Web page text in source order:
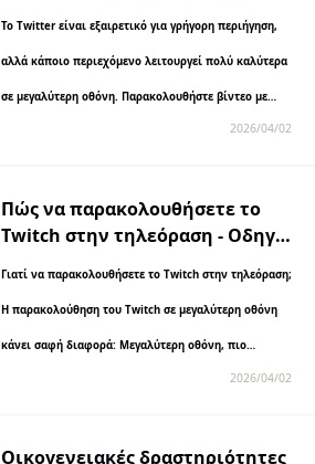
Το Twitter είναι εξαιρετικό για γρήγορη περιήγηση,
αλλά κάποιο περιεχόμενο λειτουργεί πολύ καλύτερα
σε μεγαλύτερη οθόνη. Παρακολουθήστε βίντεο με
μεγαλύτερη ευκρίνεια - Τα viral κλιπ και τα βίντεο
2026/04/02
Πώς να παρακολουθήσετε το
Twitch στην τηλεόραση - Οδηγός
Γιατί να παρακολουθήσετε το Twitch στην τηλεόραση;
Η παρακολούθηση του Twitch σε μεγαλύτερη οθόνη
κάνει σαφή διαφορά: Μεγαλύτερη οθόνη, πιο
2026/04/02
Οικογενειακές δραστηριότητες